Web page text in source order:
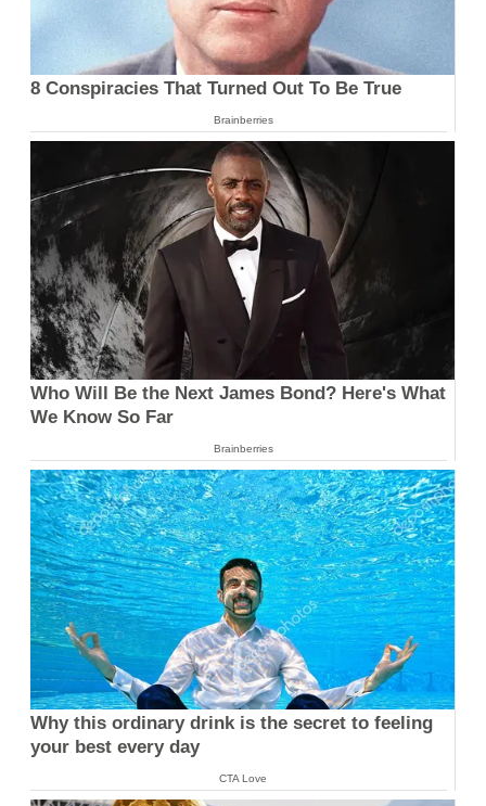
8 Conspiracies That Turned Out To Be True
Brainberries
Who Will Be the Next James Bond? Here's What
We Know So Far
Brainberries
Why this ordinary drink is the secret to feeling
your best every day
CTA Love